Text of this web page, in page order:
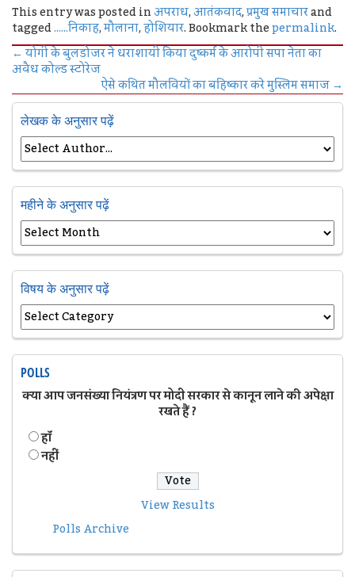
This entry was posted inअपराध,आतंकवाद,प्रमुख समाचारand
tagged......निकाह,मौलाना,होशियार. Bookmark thepermalink.
←योगी के बुलडोजर ने धराशायी किया दुष्कर्म के आरोपी सपा नेता का
अवैध कोल्ड स्टोरेज
ऐसे कथित मौलवियों का बहिष्कार करे मुस्लिम समाज→
लेखक के अनुसार पढ़ें
महीने के अनुसार पढ़ें
विषय के अनुसार पढ़ें
POLLS
क्या आप जनसंख्या नियंत्रण पर मोदी सरकार से कानून लाने की अपेक्षा
रखते हैं ?
हॉं
नहीं
View Results
Polls Archive